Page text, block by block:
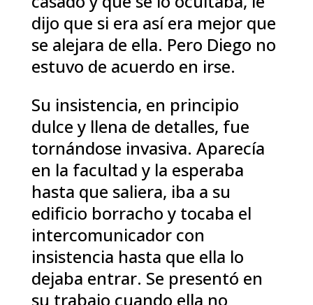
dijo que si era así era mejor que
se alejara de ella. Pero Diego no
estuvo de acuerdo en irse.
Su insistencia, en principio
dulce y llena de detalles, fue
tornándose invasiva. Aparecía
en la facultad y la esperaba
hasta que saliera, iba a su
edificio borracho y tocaba el
intercomunicador con
insistencia hasta que ella lo
dejaba entrar. Se presentó en
su trabajo cuando ella no